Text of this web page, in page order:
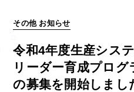
その他 お知らせ
令和4年度生産シス
リーダー育成プログ
の募集を開始しまし